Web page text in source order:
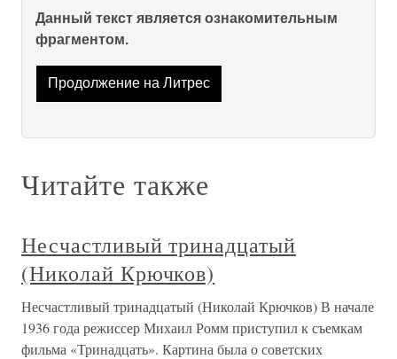
Данный текст является ознакомительным
фрагментом.
Продолжение на Литрес
Читайте также
Несчастливый тринадцатый
(Николай Крючков)
Несчастливый тринадцатый (Николай Крючков) В начале
1936 года режиссер Михаил Ромм приступил к съемкам
фильма «Тринадцать». Картина была о советских